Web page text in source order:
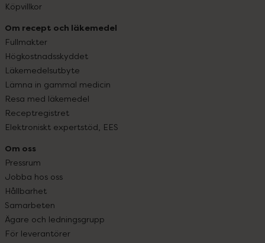
Köpvillkor
Om recept och läkemedel
Fullmakter
Högkostnadsskyddet
Läkemedelsutbyte
Lämna in gammal medicin
Resa med läkemedel
Receptregistret
Elektroniskt expertstöd, EES
Om oss
Pressrum
Jobba hos oss
Hållbarhet
Samarbeten
Ägare och ledningsgrupp
För leverantörer